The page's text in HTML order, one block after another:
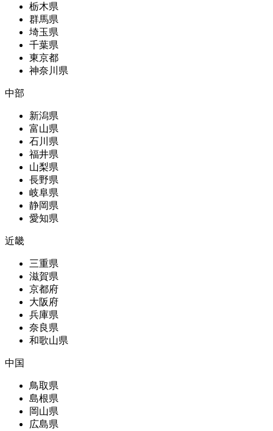
栃木県
群馬県
埼玉県
千葉県
東京都
神奈川県
中部
新潟県
富山県
石川県
福井県
山梨県
長野県
岐阜県
静岡県
愛知県
近畿
三重県
滋賀県
京都府
大阪府
兵庫県
奈良県
和歌山県
中国
鳥取県
島根県
岡山県
広島県